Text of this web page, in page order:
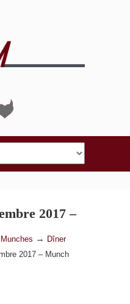
2017 –
Munches →
Dîner
2017 – Munch